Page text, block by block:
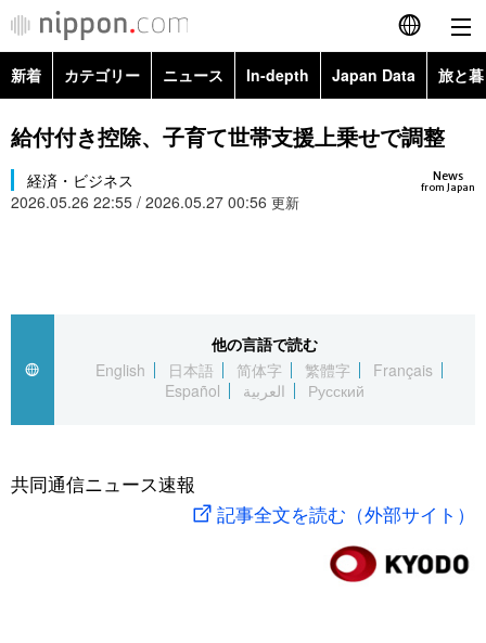
English
简体字
カテゴリー
新着 カテゴリー ニュース In-depth Japan Data 旅と
政治・外交
経済・ビジネス
Topics
Images
給付付き控除、子育て世帯支援上乗せで調整
News
from Japan
経済・ビジネス
2026.05.26 22:55 / 2026.05.27 00:56 更新
他の言語で読む
English
日本語 简体字 繁體字
Français
Español
العربية Русский
共同通信ニュース速報
記事全文を読む（外部サイト）